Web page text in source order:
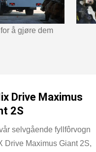
å gjøre dem
Drive Maximus
2S
selvgående fyllfôrvogn
Drive Maximus Giant 2S,